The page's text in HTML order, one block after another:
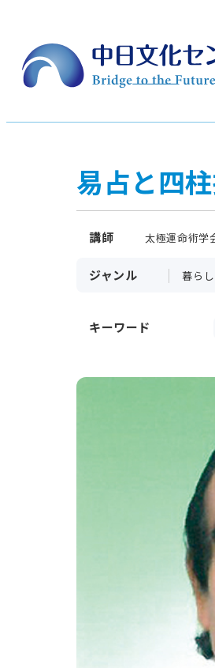
易占と四
講師 太極運命術学
ジャンル 暮らし
キーワード